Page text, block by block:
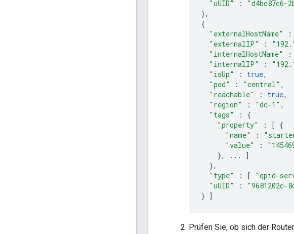
"uUID"
:
"d4bc87c6-
},
{
"externalHostName"
:
"externalIP"
:
"internalHostName"
:
"internalIP"
:
"isUp"
: true,
"pod"
: "central" ,
"reachable"
: true,
"region"
: "dc-1" ,
"tags"
:
{
"property"
: [ {
"name"
:
"value"
:
},
...
]
},
"type"
: [ "qpid-
"uUID"
:
"9681202c-
} ]
Prüfen Sie, ob sich der